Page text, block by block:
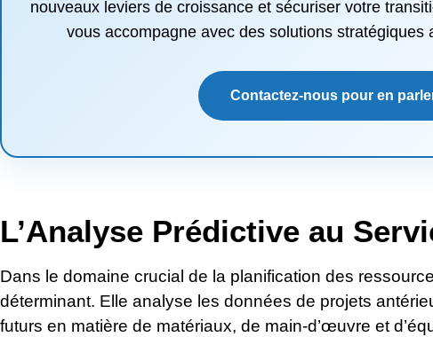
nouveaux leviers de croissance et sécuriser votre
vous accompagne avec des solutions stratégiques
Contactez-nous pour en
L’Analyse Prédictive au
Dans le domaine crucial de la planification des
déterminant. Elle analyse les données de projets
futurs en matière de matériaux, de main-d’œuvre et